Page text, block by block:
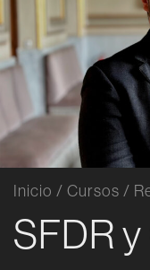
Inicio / Cursos /
SFDR